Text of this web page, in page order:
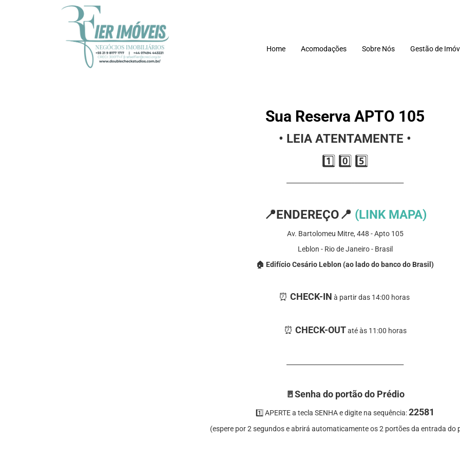
Home Acomodações Sobre Nós Gestão de
Sua Reserva APTO 105
•⁠ LEIA ATENTAMENTE •⁠
1️⃣ 0️⃣ 5️⃣
📍ENDEREÇO📍 (LINK MAPA)
Av. Bartolomeu Mitre, 448 - Apto 105
Leblon - Rio de Janeiro - Brasil
🏠 Edifício Cesário Leblon (ao lado do banco do Brasil)
⏰ ⁠ CHECK-IN à partir das 14:00 horas
⏰ ⁠ CHECK-OUT até às 11:00 horas
🚪Senha do portão do Prédio
1️⃣ APERTE a tecla SENHA e digite na sequência:22581
(espere por 2 segundos e abrirá automaticamente os 2 portões da entrada do